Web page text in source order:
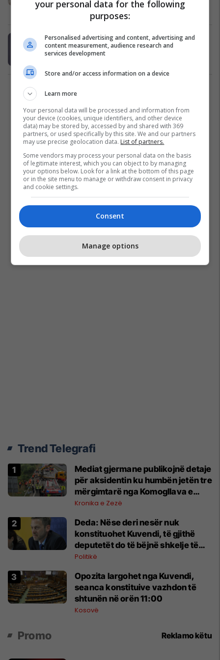
Kujdesi për lëkurën dhe trupin 24/12/2018
Diferenca e gishti tregues me atë të
unazës tregon madhësinë e penisit
Lifestyle
Trend Telegrafi
Mediat gjermane publikojnë detaje
për aksidentin ku humbën jetën tre
mërgimtarë nga Komogllava e
Ferizajt
Kronika e Zezë
Deda: Nëse deri nesër nuk
konstituohet Kuvendi, të gjithë
deputetët do të bëjnë shkelje të
rëndë kushtetuese
Politikë
Opozita largohet nga Kuvendi,
seanca konstituive vazhdon të
shtunën në orën 11:00
Kosovë
Promo Reklamo këtu
your personal data for the following
purposes:
Personalised advertising and content, advertising and
content measurement, audience research and
services development
Store and/or access information on a device
Learn more
Your personal data will be processed and information from
your device (cookies, unique identifiers, and other device
data) may be stored by, accessed by and shared with 369
partners, or used specifically by this site. We and our partners
may use precise geolocation data. List of partners.
Some vendors may process your personal data on the basis
of legitimate interest, which you can object to by managing
your options below. Look for a link at the bottom of this page
or in the site menu to manage or withdraw consent in privacy
and cookie settings.
Consent
Manage options